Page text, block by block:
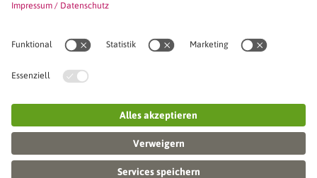
Seminarreihen
VWA stellt sich vor
Unser SVWA-Team
Veranstaltungsorte und Raumanmietung